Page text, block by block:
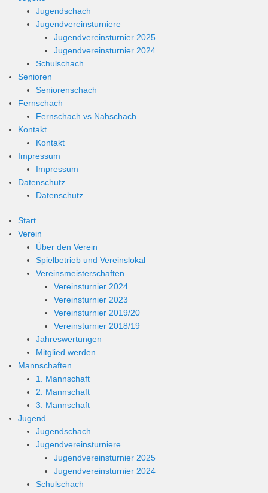
Jugendschach
Jugendvereinsturniere
Jugendvereinsturnier 2025
Jugendvereinsturnier 2024
Schulschach
Senioren
Seniorenschach
Fernschach
Fernschach vs Nahschach
Kontakt
Kontakt
Impressum
Impressum
Datenschutz
Datenschutz
Start
Verein
Über den Verein
Spielbetrieb und Vereinslokal
Vereinsmeisterschaften
Vereinsturnier 2024
Vereinsturnier 2023
Vereinsturnier 2019/20
Vereinsturnier 2018/19
Jahreswertungen
Mitglied werden
Mannschaften
1. Mannschaft
2. Mannschaft
3. Mannschaft
Jugend
Jugendschach
Jugendvereinsturniere
Jugendvereinsturnier 2025
Jugendvereinsturnier 2024
Schulschach